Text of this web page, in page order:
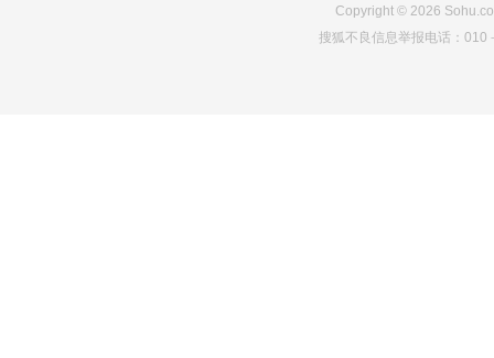
Copyright© 2026
搜狐不良信息举报电话：010